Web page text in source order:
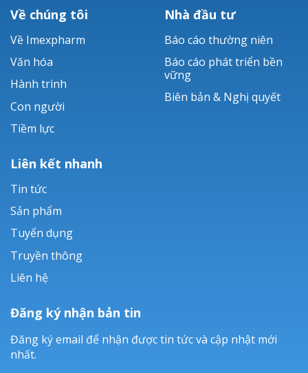
Về chúng tôi
Về Imexpharm
Văn hóa
Hành trình
Con người
Tiềm lực
Nhà đầu tư
Báo cáo thường niên
Báo cáo phát triển bền
vững
Biên bản & Nghị quyết
Liên kết nhanh
Tin tức
Sản phẩm
Tuyển dụng
Truyền thông
Liên hệ
Đăng ký nhận bản tin
Đăng ký email để nhận được tin tức và cập nhật mới
nhất.